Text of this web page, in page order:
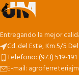
Entregando la mejor
Cd. del Este, Km 5/5
Telefono: (973) 519-191
E-mail: